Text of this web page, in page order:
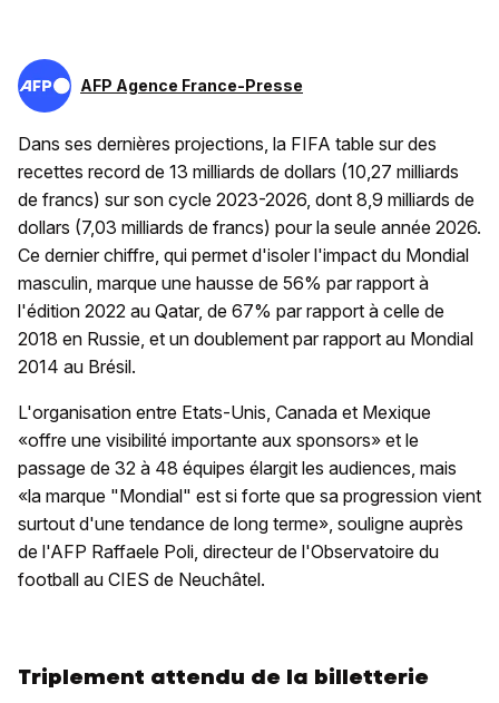
AFP Agence France-Presse
Dans ses dernières projections, la FIFA table sur des
recettes record de 13 milliards de dollars (10,27 milliards
de francs) sur son cycle 2023-2026, dont 8,9 milliards de
dollars (7,03 milliards de francs) pour la seule année 2026.
Ce dernier chiffre, qui permet d'isoler l'impact du Mondial
masculin, marque une hausse de 56% par rapport à
l'édition 2022 au Qatar, de 67% par rapport à celle de
2018 en Russie, et un doublement par rapport au Mondial
2014 au Brésil.
L'organisation entre Etats-Unis, Canada et Mexique
«offre une visibilité importante aux sponsors» et le
passage de 32 à 48 équipes élargit les audiences, mais
«la marque "Mondial" est si forte que sa progression vient
surtout d'une tendance de long terme», souligne auprès
de l'AFP Raffaele Poli, directeur de l'Observatoire du
football au CIES de Neuchâtel.
Triplement attendu de la billetterie